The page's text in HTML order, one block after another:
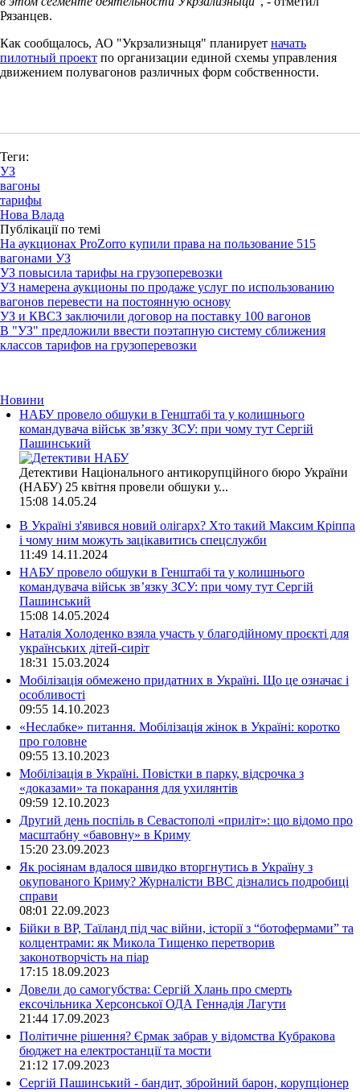
Рязанцев.
Как сообщалось, АО "Укрзализныця" планирует начать
пилотный проект по организации единой схемы управления
движением полувагонов различных форм собственности.
Теги:
УЗ
вагоны
тарифы
Нова Влада
Публікації по темі
На аукционах ProZorro купили права на пользование 515
вагонами УЗ
УЗ повысила тарифы на грузоперевозки
УЗ намерена аукционы по продаже услуг по использованию
вагонов перевести на постоянную основу
УЗ и КВСЗ заключили договор на поставку 100 вагонов
В "УЗ" предложили ввести поэтапную систему сближения
классов тарифов на грузоперевозки
Новини
НАБУ провело обшуки в Генштабі та у колишнього
командувача військ зв’язку ЗСУ: при чому тут Сергій
Пашинський
Детективи Національного антикорупційного бюро України
(НАБУ) 25 квітня провели обшуки у...
15:08 14.05.24
В Україні з'явився новий олігарх? Хто такий Максим Кріппа
і чому ним можуть зацікавитись спецслужби
11:49 14.11.2024
НАБУ провело обшуки в Генштабі та у колишнього
командувача військ зв’язку ЗСУ: при чому тут Сергій
Пашинський
15:08 14.05.2024
Наталія Холоденко взяла участь у благодійному проєкті для
українських дітей-сиріт
18:31 15.03.2024
Мобілізація обмежено придатних в Україні. Що це означає і
особливості
09:55 14.10.2023
«Неслабке» питання. Мобілізація жінок в Україні: коротко
про головне
09:55 13.10.2023
Мобілізація в Україні. Повістки в парку, відсрочка з
«доказами» та покарання для ухилянтів
09:59 12.10.2023
Другий день поспіль в Севастополі «приліт»: що відомо про
масштабну «бавовну» в Криму
15:20 23.09.2023
Як росіянам вдалося швидко вторгнутись в Україну з
окупованого Криму? Журналісти ВВС дізнались подробиці
справи
08:01 22.09.2023
Бійки в ВР, Таїланд під час війни, історії з “ботофермами” та
колцентрами: як Микола Тищенко перетворив
законотворчість на піар
17:15 18.09.2023
Довели до самогубства: Сергій Хлань про смерть
ексочільника Херсонської ОДА Геннадія Лагути
21:44 17.09.2023
Політичне рішення? Єрмак забрав у відомства Кубракова
бюджет на електростанції та мости
21:12 17.09.2023
Сергій Пашинський - бандит, збройний барон, корупціонер